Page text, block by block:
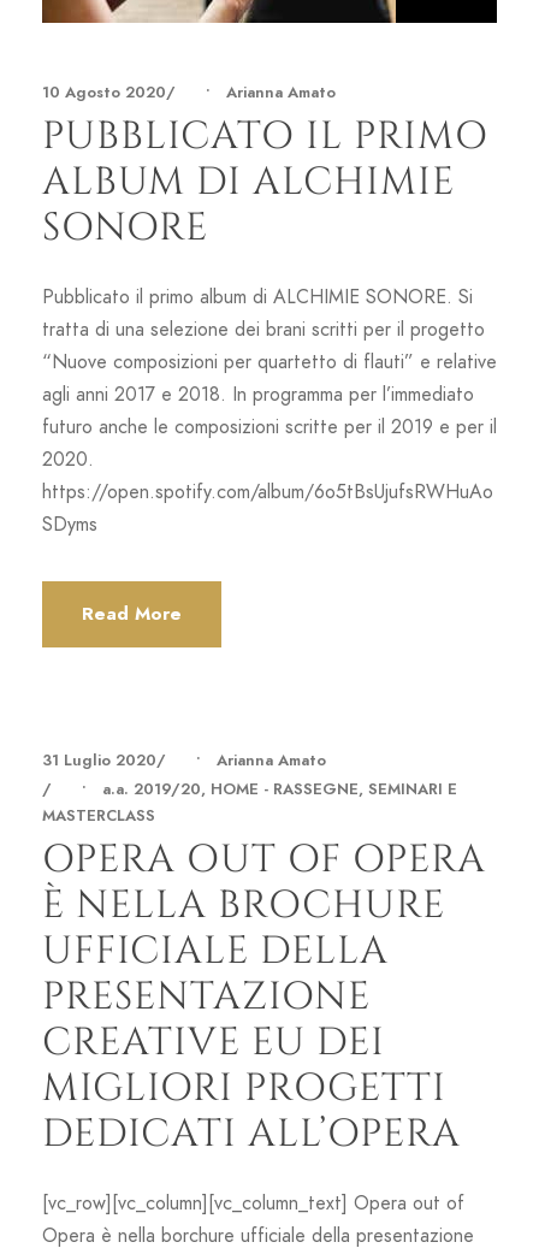
10 Agosto 2020 • Arianna Amato
PUBBLICATO IL PRIMO
ALBUM DI ALCHIMIE
SONORE
Pubblicato il primo album di ALCHIMIE SONORE. Si
tratta di una selezione dei brani scritti per il progetto
“Nuove composizioni per quartetto di flauti” e relative
agli anni 2017 e 2018. In programma per l’immediato
futuro anche le composizioni scritte per il 2019 e per il
2020.
https://open.spotify.com/album/6o5tBsUjufsRWHuAo
SDyms
Read More
31 Luglio 2020 •
Arianna Amato
•
a.a. 2019/20, HOME - RASSEGNE, SEMINARI E
MASTERCLASS
OPERA OUT OF OPERA
È NELLA BROCHURE
UFFICIALE DELLA
PRESENTAZIONE
CREATIVE EU DEI
MIGLIORI PROGETTI
DEDICATI ALL’OPERA
[vc_row][vc_column][vc_column_text] Opera out of
Opera è nella borchure ufficiale della presentazione